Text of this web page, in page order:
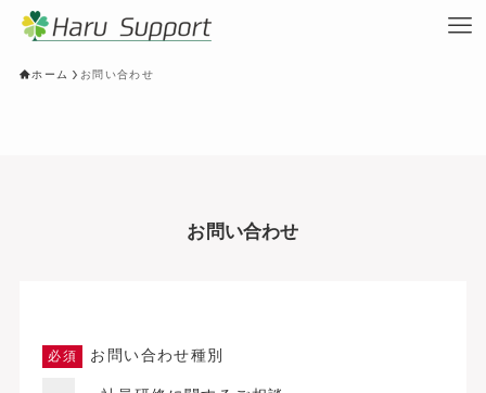
ホーム お問い合わせ
お問い合わせ
必須 お問い合わせ種別